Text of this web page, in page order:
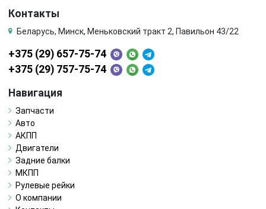
Контакты
Беларусь, Минск, Меньковский тракт 2, Павильон 43/22
+375 (29) 657-75-74
+375 (29) 757-75-74
Навигация
Запчасти
Авто
АКПП
Двигатели
Задние балки
МКПП
Рулевые рейки
О компании